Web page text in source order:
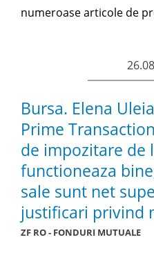
numeroase articole de
Bursa. Elena
Prime
de impozitare de
functioneaza
sale sunt net
justificari privind
ZF RO - FONDURI MUTUALE